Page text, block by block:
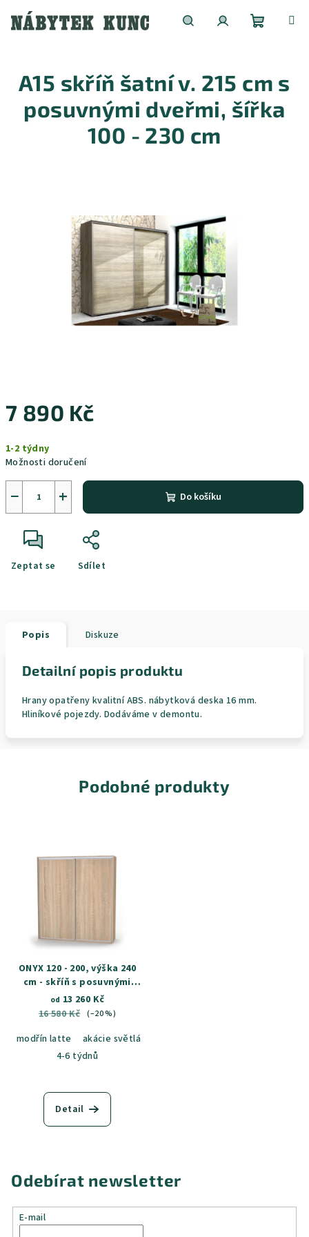
obsah
košík
7 890 Kč
cena:
1-2 týdny
Možnosti doručení
+
− Do košíku
Zeptat se Sdílet
A15 skříň šatní v. 215 cm s
posuvnými dveřmi, šířka
100 - 230 cm
Popis Diskuze
Detailní popis produktu
Hrany opatřeny kvalitní ABS. nábytková deska 16 mm.
Hliníkové pojezdy. Dodáváme v demontu.
Podobné produkty
ONYX 120 - 200, výška 240
cm - skříň s posuvnými
dveřmi, možnost zrcadla
od 13 260 Kč
16 580 Kč (–20 %)
modřín latte akácie světlá
4-6 týdnů
Detail
Odebírat newsletter
E-mail